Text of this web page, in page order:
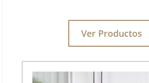
Ver Productos